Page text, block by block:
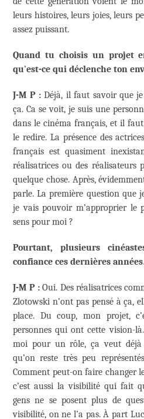
leurs histoires, leurs joies, leurs
assez puissant.
Quand tu choisis un projet
qu’est-ce qui déclenche ton
J-M P :Déjà, il faut savoir que
ça. Ca se voit, je suis une
dans le cinéma français, et il
le redire. La présence des
français est quasiment
réalisatrices ou des réalisateurs
quelque chose. Après,
parle. La première question que
je vais pouvoir m’approprier le
sens pour moi ?
Pourtant, plusieurs
confiance ces dernières
J-M P :Oui. Des réalisatrices
Zlotowski n’ont pas pensé à ça,
place. Du coup, mon projet,
personnes qui ont cette vision-
moi pour un rôle, ça veut déjà
qu’on reste très peu
Comment peut-on faire changer
c’est aussi la visibilité qui fait
gens ne se posent plus de
visibilité, on ne l’a pas. À part